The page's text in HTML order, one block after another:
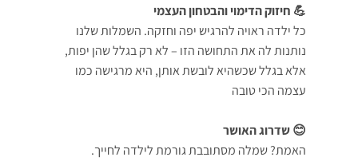
💪 חיזוק הדימוי והבטחון העצמי
כל ילדה ראויה להרגיש יפה וחזקה. השמלות שלנו
נותנות לה את התחושה הזו – לא רק בגלל שהן יפות,
אלא בגלל שכשהיא לובשת אותן, היא מרגישה כמו
עצמה הכי טובה
😊 שדרוג האושר
האמת? שמלה מסתובבת גורמת לילדה לחייך.